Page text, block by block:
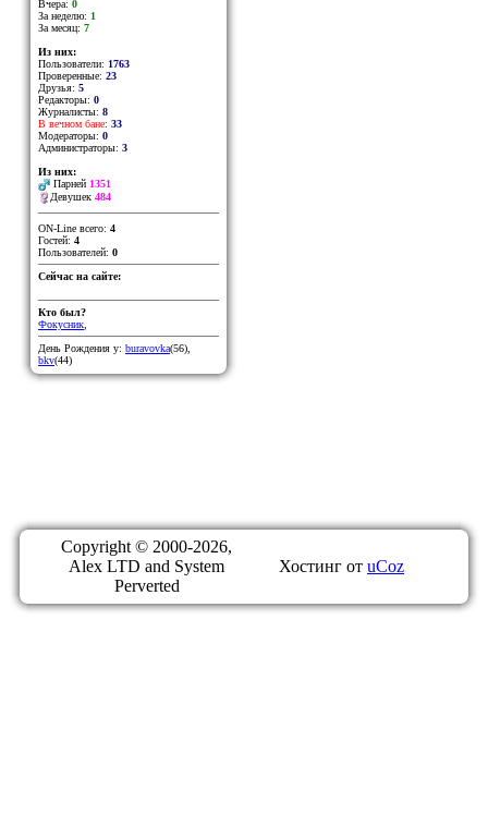
Вчера: 0
За неделю: 1
За месяц: 7
Из них:
Пользователи: 1763
Проверенные: 23
Друзья: 5
Редакторы: 0
Журналисты: 8
В вечном бане: 33
Модераторы: 0
Администраторы: 3
Из них:
Парней 1351
Девушек 484
ON-Line всего: 4
Гостей: 4
Пользователей: 0
Сейчас на сайте:
Кто был?
Фокусник,
День Рождения у: buravovka(56),
bkv(44)
Copyright © 2000-2026,
Alex LTD and System
Perverted
Хостинг от uCoz